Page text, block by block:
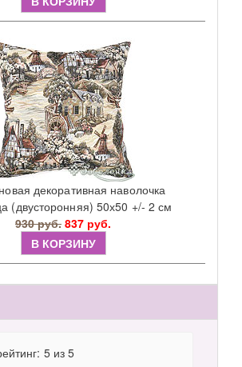
декоративная наволочка
(двусторонняя) 50х50 +/- 2 см
930 руб. 837 руб.
В КОРЗИНУ
5 из 5